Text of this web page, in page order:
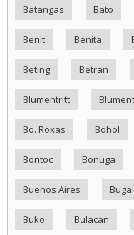
Batangas Bato
Benit Benita
Beting Betran
Blumentritt
Bo. Roxas Bohol
Bontoc Bonuga
Buenos Aires
Buko Bulacan